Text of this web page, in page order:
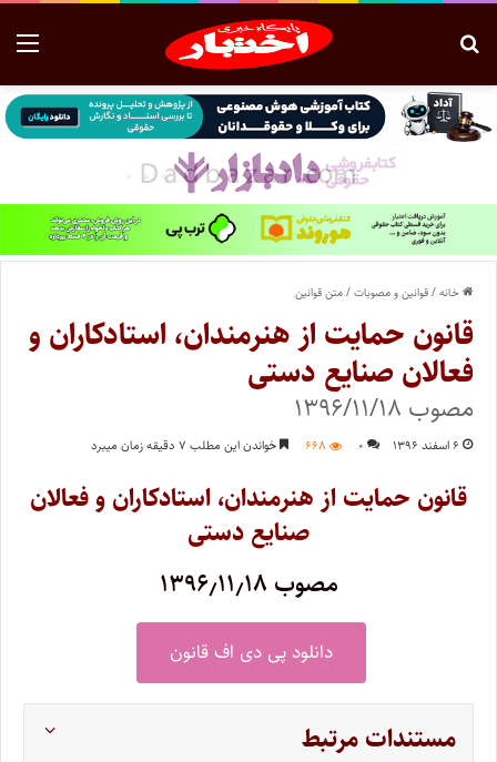
خانه/قوانین و مصوبات/متن قوانین
قانون حمایت از هنرمندان، استادکاران و
فعالان صنایع دستی
مصوب ۱۳۹۶/۱۱/۱۸
۶ اسفند ۱۳۹۶ ۰ ۶۶۸ خواندن این مطلب ۷ دقیقه زمان میبرد
قانون حمایت از هنرمندان، استادکاران و فعالان
صنایع دستی
مصوب ۱۳۹۶٫۱۱٫۱۸
دانلود پی دی اف قانون
مستندات مرتبط